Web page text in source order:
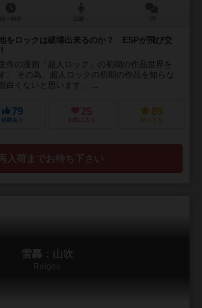
をロックは破壊出来るのか？ ESPが飛び交
作の漫画「超人ロック」の初期の作品世界を
。 その為、超人ロックの初期の作品を知らな
白くないと思います。 ...
79
経験あり
25
お気に入り
89
持ってる
入荷までお待ち下さい
雷轟：山吹
Raigou